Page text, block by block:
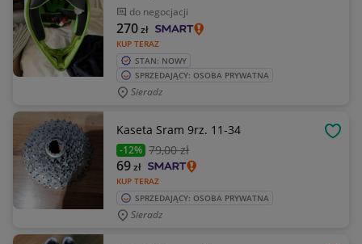
do negocjacji
KUP TERAZ
270zł
STAN: NOWY
SPRZEDAJĄCY: OSOBA PRYWATNA
Sieradz
Kaseta Sram 9rz. 11-34
-12% 79,00 zł
KUP TERAZ
69zł
SPRZEDAJĄCY: OSOBA PRYWATNA
Sieradz